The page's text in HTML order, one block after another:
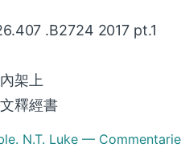
.B2724 2017 pt.1
架上
釋經書
N.T. Luke —